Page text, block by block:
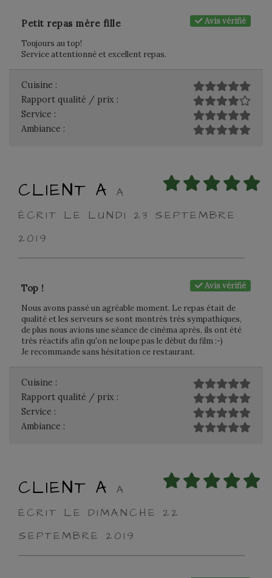
Avis vérifié
Petit repas mère fille
Toujours au top!
Service attentionné et excellent repas.
Cuisine :
Rapport qualité / prix :
Service :
Ambiance :
CLIENT A
A
ÉCRIT LE LUNDI 23 SEPTEMBRE
2019
Avis vérifié
Top !
Nous avons passé un agréable moment. Le repas était de
qualité et les serveurs se sont montrés très sympathiques,
de plus nous avions une séance de cinéma après, ils ont été
très réactifs afin qu'on ne loupe pas le début du film :-)
Je recommande sans hésitation ce restaurant.
Cuisine :
Rapport qualité / prix :
Service :
Ambiance :
CLIENT A
A
ÉCRIT LE DIMANCHE 22
SEPTEMBRE 2019